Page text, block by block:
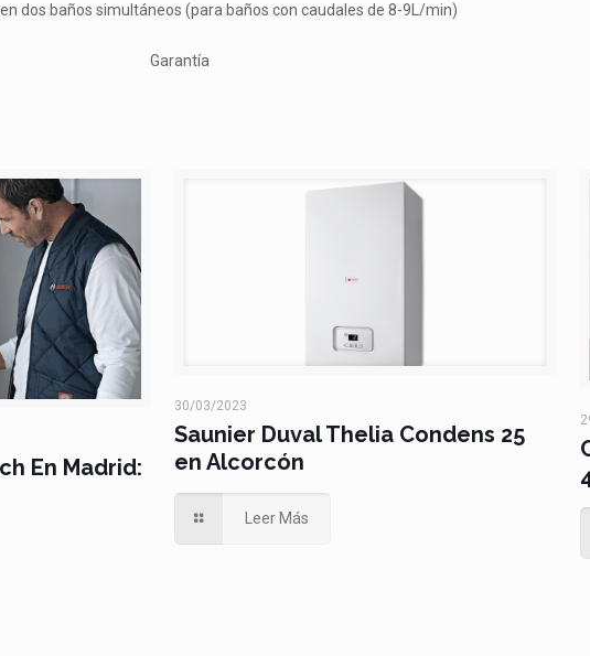
dos baños simultáneos (para baños con caudales de 8-9L/min)
Garantía
En Madrid:
30/03/2023
Saunier Duval Thelia Condens 25
en Alcorcón
Leer Más